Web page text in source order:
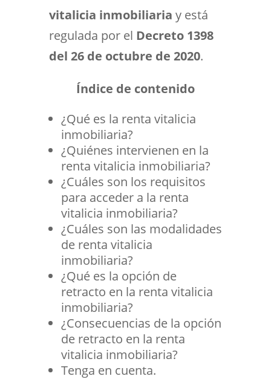
vitalicia inmobiliaria y está
regulada por el Decreto 1398
del 26 de octubre de 2020.
Índice de contenido
¿Qué es la renta vitalicia
inmobiliaria?
¿Quiénes intervienen en la
renta vitalicia inmobiliaria?
¿Cuáles son los requisitos
para acceder a la renta
vitalicia inmobiliaria?
¿Cuáles son las modalidades
de renta vitalicia
inmobiliaria?
¿Qué es la opción de
retracto en la renta vitalicia
inmobiliaria?
¿Consecuencias de la opción
de retracto en la renta
vitalicia inmobiliaria?
Tenga en cuenta.